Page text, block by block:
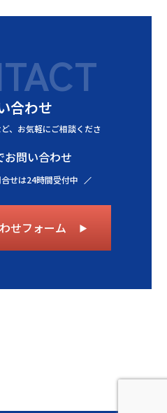
合わせ
、 お気軽にご相談くださ
お問い合わせ
せは24時間受付中
せフォーム ▶︎